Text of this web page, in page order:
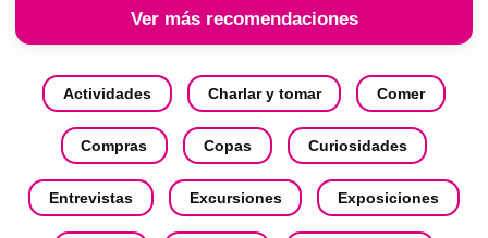
Ver más recomendaciones
Actividades Charlar y tomar Comer
Compras Copas Curiosidades
Entrevistas Excursiones Exposiciones